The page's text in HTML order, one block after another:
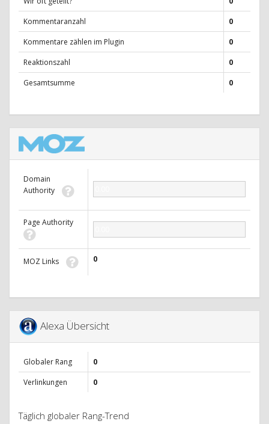
Kommentaranzahl
0
Kommentare zählen im Plugin
0
Reaktionszahl
0
Gesamtsumme
0
Domain
Authority
Page Authority
MOZ Links 0
Alexa Übersicht
Globaler Rang
0
Verlinkungen
0
Täglich globaler Rang-Trend